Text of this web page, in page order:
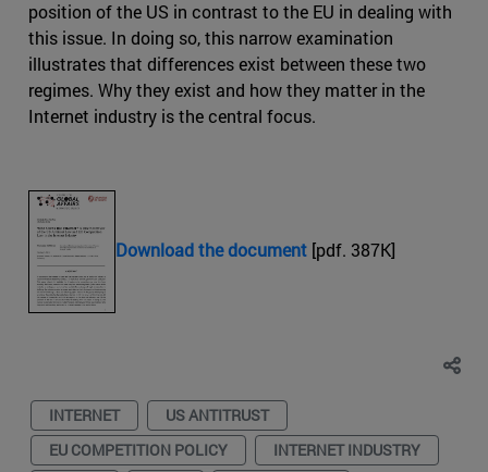
position of the US in contrast to the EU in dealing with
this issue. In doing so, this narrow examination
illustrates that differences exist between these two
regimes. Why they exist and how they matter in the
Internet industry is the central focus.
Download the document [pdf. 387K]
INTERNET
US ANTITRUST
EU COMPETITION POLICY
INTERNET INDUSTRY